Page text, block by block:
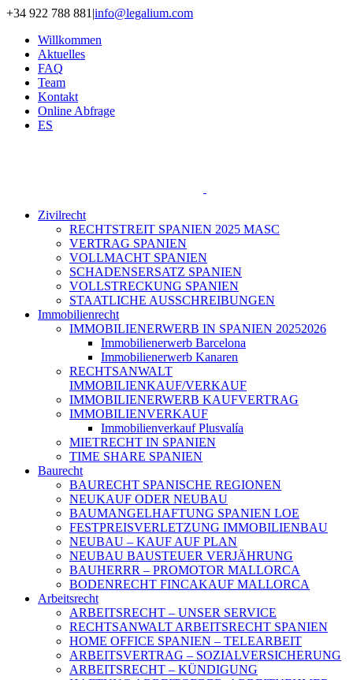
Zum
springen
+34 922 788 881 |info@legalium.com
Willkommen
Aktuelles
FAQ
Team
Kontakt
Online Abfrage
ES
Zivilrecht
RECHTSTREIT SPANIEN 2025 MASC
VERTRAG SPANIEN
VOLLMACHT SPANIEN
SCHADENSERSATZ SPANIEN
VOLLSTRECKUNG SPANIEN
STAATLICHE AUSSCHREIBUNGEN
Immobilienrecht
IMMOBILIENERWERB IN SPANIEN 20252026
Immobilienerwerb Barcelona
Immobilienerwerb Kanaren
RECHTSANWALT
IMMOBILIENKAUF/VERKAUF
IMMOBILIENERWERB KAUFVERTRAG
IMMOBILIENVERKAUF
Immobilienverkauf Plusvalía
MIETRECHT IN SPANIEN
TIME SHARE SPANIEN
Baurecht
BAURECHT SPANISCHE REGIONEN
NEUKAUF ODER NEUBAU
BAUMANGELHAFTUNG SPANIEN LOE
FESTPREISVERLETZUNG IMMOBILIENBAU
NEUBAU – KAUF AUF PLAN
NEUBAU BAUSTEUER VERJÄHRUNG
BAUHERRR – PROMOTOR MALLORCA
BODENRECHT FINCAKAUF MALLORCA
Arbeitsrecht
ARBEITSRECHT – UNSER SERVICE
RECHTSANWALT ARBEITSRECHT SPANIEN
HOME OFFICE SPANIEN – TELEARBEIT
ARBEITSVERTRAG – SOZIALVERSICHERUNG
ARBEITSRECHT – KÜNDIGUNG